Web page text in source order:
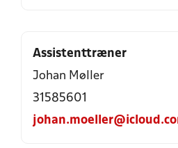
Assistenttræner
Johan Møller
31585601